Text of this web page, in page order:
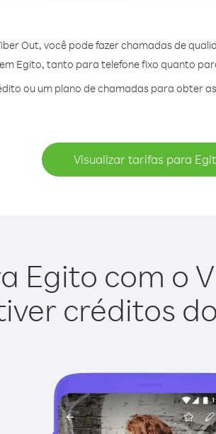
Out, você pode fazer chamadas de
Egito, tanto para telefone fixo quanto
ou um plano de chamadas para obter
Visualizar tarifas para
Egito com o
créditos